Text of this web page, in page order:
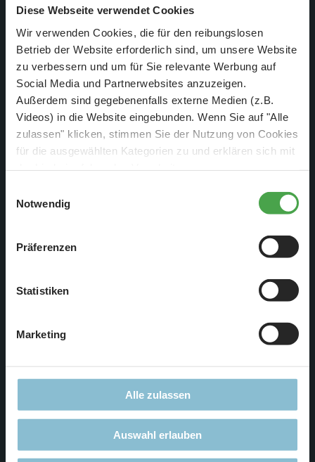
Diese Webseite verwendet Cookies
Wir verwenden Cookies, die für den reibungslosen
Betrieb der Website erforderlich sind, um unsere Website
zu verbessern und um für Sie relevante Werbung auf
Social Media und Partnerwebsites anzuzeigen.
Außerdem sind gegebenenfalls externe Medien (z.B.
Videos) in die Website eingebunden. Wenn Sie auf "Alle
zulassen" klicken, stimmen Sie der Nutzung von Cookies
für die ausgewählten Kategorien zu und erklären sich mit
diese Einstellungen jederzeit über die Schaltfläche
zustimmen, beschränken wir uns auf die technisch
notwendigen Cookies. Weitere Informationen finden Sie in
Notwendig
Präferenzen
Statistiken
Marketing
Alle zulassen
Auswahl erlauben
gesichtet!!!!